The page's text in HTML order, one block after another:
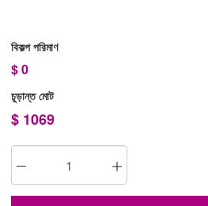
বিকল্প পরিমাণ
$0
চূড়ান্ত মোট
$ 1069